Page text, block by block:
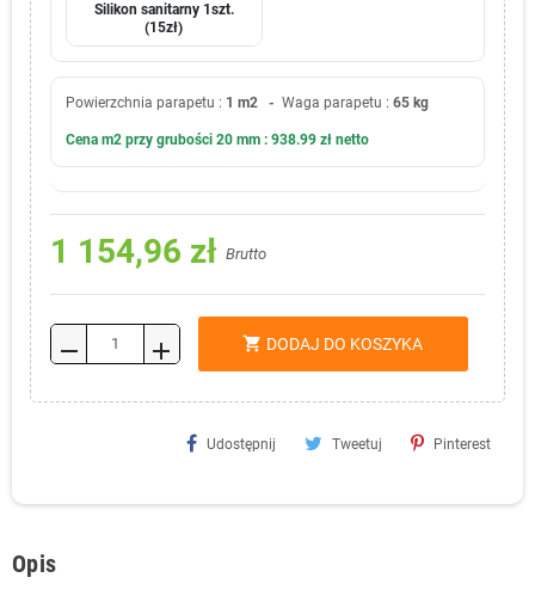
Silikon sanitarny 1szt.
(15zł)
Powierzchnia parapetu : 1 m2 - Waga parapetu : 65 kg
Cena m2 przy grubości 20 mm : 938.99 zł netto
1 154,96 zł Brutto
remove add shopping_cart DODAJ DO KOSZYKA
Udostępnij Tweetuj Pinterest
Opis